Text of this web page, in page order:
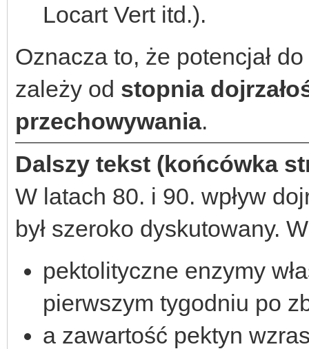
Locart Vert itd.).
Oznacza to, że potencjał
zależy od stopnia
przechowywania.
Dalszy tekst (końcówka
W latach 80. i 90. wpływ
był szeroko dyskutowany.
pektolityczne enzymy
pierwszym tygodniu po
a zawartość pektyn